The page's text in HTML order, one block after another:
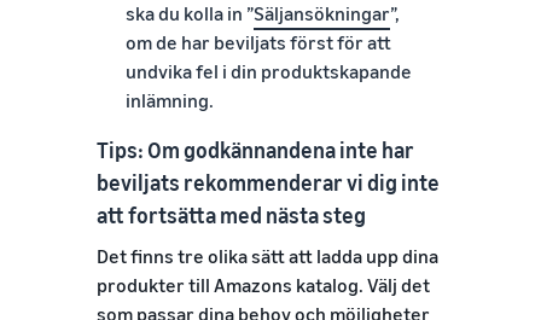
ska du kolla in ”Säljansökningar”,
om de har beviljats först för att
undvika fel i din produktskapande
inlämning.
Tips: Om godkännandena inte har
beviljats rekommenderar vi dig inte
att fortsätta med nästa steg
Det finns tre olika sätt att ladda upp dina
produkter till Amazons katalog. Välj det
som passar dina behov och möjligheter